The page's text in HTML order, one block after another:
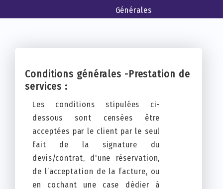
Générales
Conditions générales -Prestation de
services :
Les conditions stipulées ci-
dessous sont censées être
acceptées par le client par le seul
fait de la signature du
devis/contrat, d'une réservation,
de l’acceptation de la facture, ou
en cochant une case dédier à